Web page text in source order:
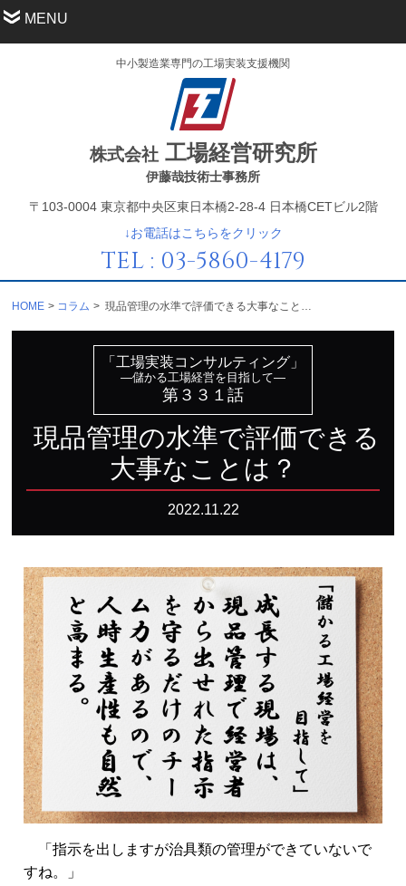
MENU
中小製造業専門の工場実装支援機関
株式会社工場経営研究所
伊藤哉技術士事務所
〒103-0004 東京都中央区東日本橋2-28-4 日本橋CETビル2階
↓お電話はこちらをクリック
TEL : 03-5860-4179
HOME コラム
「工場実装コンサルティング」
—儲かる工場経営を目指して—
第３３１話
現品管理の水準で評価できる
大事なことは？
2022.11.22
「指示を出しますが治具類の管理ができていないで
すね。」